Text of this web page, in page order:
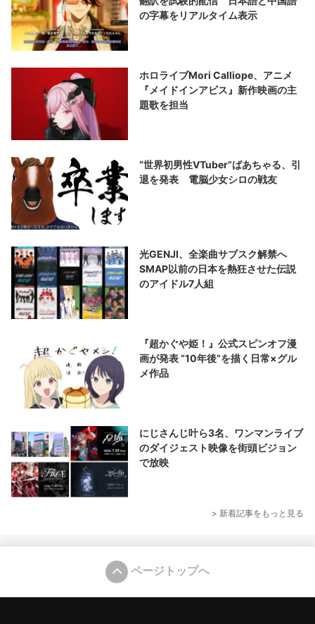
の字幕をリアルタイム表示
ホロライブMori Calliope、アニメ
『メイドインアビス』新作映画の主
題歌を担当
“世界初男性VTuber”ばあちゃる、引
退を発表 電脳少女シロの戦友
光GENJI、全楽曲サブスク解禁へ
SMAP以前の日本を熱狂させた伝説
のアイドル7人組
『超かぐや姫！』公式スピンオフ漫
画が発表 “10年後”を描く日常×グル
メ作品
にじさんじ叶ら3名、ワンマンライブ
のダイジェスト映像を街頭ビジョン
で放映
> 新着記事をもっと見る
ページトップへ